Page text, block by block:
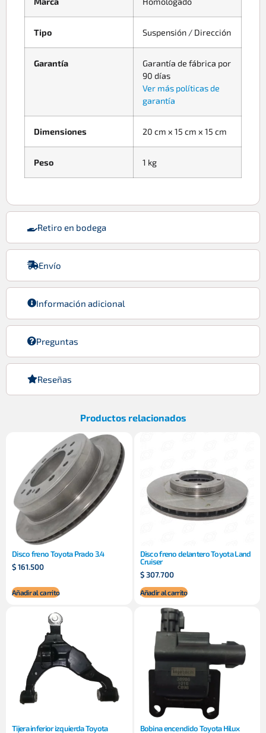
Retiro en bodega
Envío
Información adicional
Preguntas
Reseñas
Tipo Suspensión / Dirección
Garantía
Garantía de fábrica por
90 días
Ver más políticas de
garantía
Dimensiones 20 cm x 15 cm x 15 cm
Peso 1 kg
Productos relacionados
Disco freno Toyota Prado 3.4
$161.500
Añadir al carrito
Disco freno delantero Toyota Land
Cruiser
$307.700
Añadir al carrito
Tijera inferior izquierda Toyota
Bobina encendido Toyota Hilux